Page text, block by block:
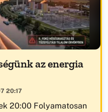
az energia
20:17
20:00 Folyamatosan